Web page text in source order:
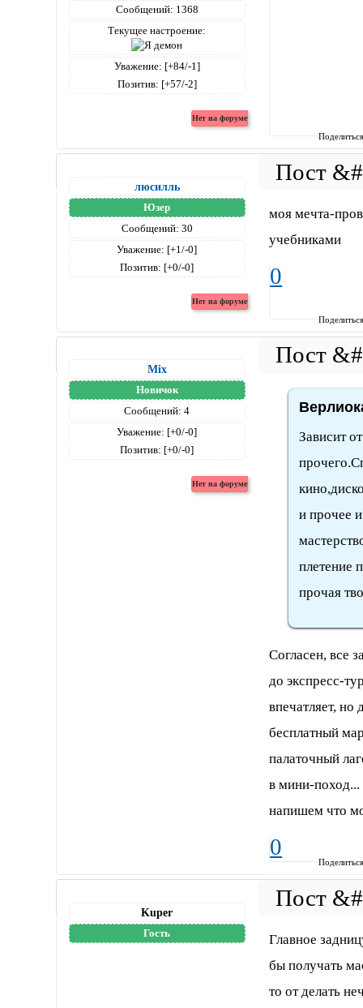
Сообщений: 1368
Текущее настроение:
Уважение: [+84/-1]
Позитив: [+57/-2]
люсилль
Юзер
Сообщений: 30
Уважение: [+1/-0]
Позитив: [+0/-0]
моя мечта-
учебниками
0
Mix
Новичок
Сообщений: 4
Уважение: [+0/-0]
Позитив: [+0/-0]
Зависит
и прочее
плетение
прочая
Согласен, все
до экспресс-
впечатляет,
бесплатный
палаточный
в мини-поход...
напишем что
0
Kuper
Гость
Главное
бы получать
то от делать